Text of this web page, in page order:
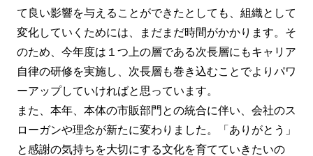
て良い影響を与えることができたとしても、組織として
変化していくためには、まだまだ時間がかかります。そ
のため、今年度は１つ上の層である次長層にもキャリア
自律の研修を実施し、次長層も巻き込むことでよりパワ
ーアップしていければと思っています。
また、本年、本体の市販部門との統合に伴い、会社のス
ローガンや理念が新たに変わりました。「ありがとう」
と感謝の気持ちを大切にする文化を育てていきたいの